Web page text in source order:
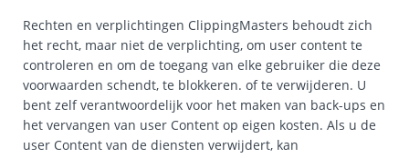
Rechten en verplichtingen ClippingMasters behoudt zich
het recht, maar niet de verplichting, om user content te
controleren en om de toegang van elke gebruiker die deze
voorwaarden schendt, te blokkeren. of te verwijderen. U
bent zelf verantwoordelijk voor het maken van back-ups en
het vervangen van user Content op eigen kosten. Als u de
user Content van de diensten verwijdert, kan